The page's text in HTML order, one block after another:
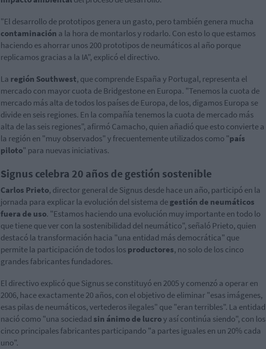
"El desarrollo de prototipos genera un gasto, pero también genera mucha
contaminación a la hora de montarlos y rodarlo. Con esto lo que estamos
haciendo es ahorrar unos 200 prototipos de neumáticos al año porque
replicamos gracias a la IA", explicó el directivo.
La región Southwest, que comprende España y Portugal, representa el
mercado con mayor cuota de Bridgestone en Europa. "Tenemos la cuota de
mercado más alta de todos los países de Europa, de los, digamos Europa se
divide en seis regiones. En la compañía tenemos la cuota de mercado más
alta de las seis regiones", afirmó Camacho, quien añadió que esto convierte a
la región en "muy observados" y frecuentemente utilizados como "país
piloto" para nuevas iniciativas.
Signus celebra 20 años de gestión sostenible
Carlos Prieto, director general de Signus desde hace un año, participó en la
jornada para explicar la evolución del sistema degestión de neumáticos
fuera de uso. "Estamos haciendo una evolución muy importante en todo lo
que tiene que ver con la sostenibilidad del neumático", señaló Prieto, quien
destacó la transformación hacia "una entidad más democrática" que
permite la participación de todos losproductores, no solo de los cinco
grandes fabricantes fundadores.
El directivo explicó que Signus se constituyó en 2005 y comenzó a operar en
2006, hace exactamente 20 años, con el objetivo de eliminar "esas imágenes,
esas pilas de neumáticos, vertederos ilegales" que "eran terribles". La entidad
nació como "una sociedad sin ánimo de lucroy así continúa siendo", con los
cinco principales fabricantes participando "a partes iguales en un 20% cada
uno".